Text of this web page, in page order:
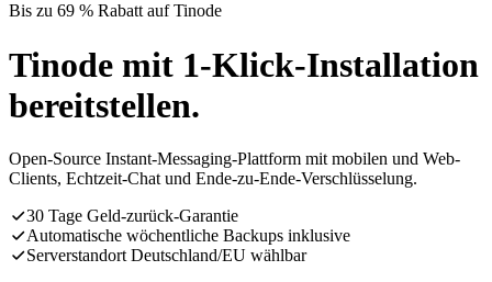
Bis zu 69 % Rabatt auf Tinode
Tinode mit 1-Klick-Installation
bereitstellen.
Open-Source Instant-Messaging-Plattform mit mobilen und Web-
Clients, Echtzeit-Chat und Ende-zu-Ende-Verschlüsselung.
30 Tage Geld-zurück-Garantie
Automatische wöchentliche Backups inklusive
Serverstandort Deutschland/EU wählbar